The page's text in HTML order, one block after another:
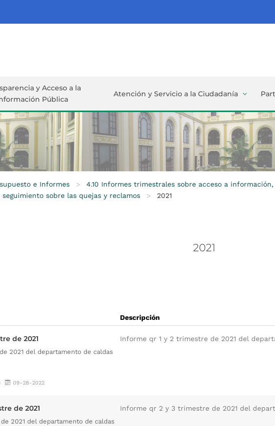
y Acceso a la
Pública
Atención y Servicio a la Ciudadanía
e Informes > 4.10 Informes trimestrales sobre acceso a
seguimiento sobre las quejas y reclamos
> 2021
2021
Descripción
de 2021
2021 del departamento de caldas
09-28-2022
Informe qr 1 y 2 trimestre de 2021 del
de 2021
2021 del departamento de caldas
Informe qr 2 y 3 trimestre de 2021 del